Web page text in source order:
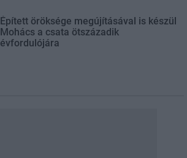
Épített öröksége megújításával is készül
Mohács a csata ötszázadik
évfordulójára